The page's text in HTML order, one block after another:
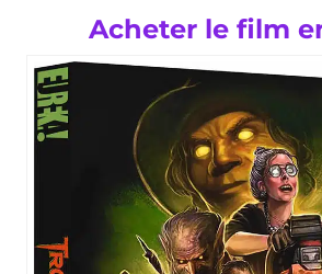
Acheter le film